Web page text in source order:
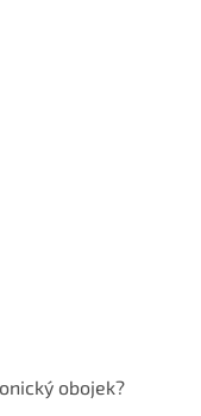
obojek?